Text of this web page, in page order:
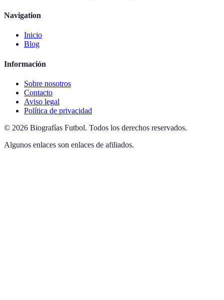
Navigation
Inicio
Blog
Información
Sobre nosotros
Contacto
Aviso legal
Política de privacidad
© 2026 Biografías Futbol. Todos los derechos reservados.
Algunos enlaces son enlaces de afiliados.